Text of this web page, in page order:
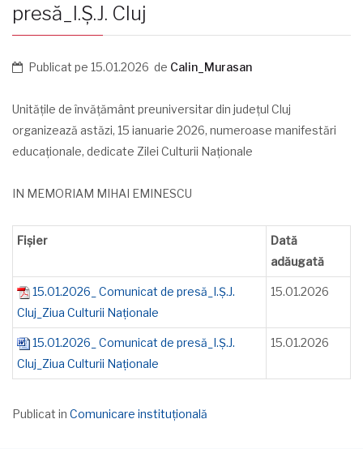
presă_I.Ș.J. Cluj
Publicat pe 15.01.2026 de Calin_Murasan
Unitățile de învățământ preuniversitar din județul Cluj
organizează astăzi, 15 ianuarie 2026, numeroase manifestări
educaționale, dedicate Zilei Culturii Naționale
IN MEMORIAM MIHAI EMINESCU
Fișier
Dată
adăugată
15.01.2026_ Comunicat de presă_I.Ș.J.
Cluj_Ziua Culturii Naționale
15.01.2026
15.01.2026_ Comunicat de presă_I.Ș.J.
Cluj_Ziua Culturii Naționale
15.01.2026
Publicat in Comunicare instituțională